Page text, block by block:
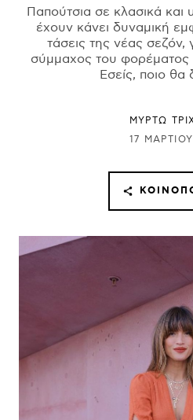
Παπούτσια σε κλασικά
έχουν κάνει δυναμική
τάσεις της νέας σεζόν,
σύμμαχος του φορέματος
Εσείς, ποιο θα
ΜΥΡΤΩ
17 ΜΑΡΤΊΟΥ